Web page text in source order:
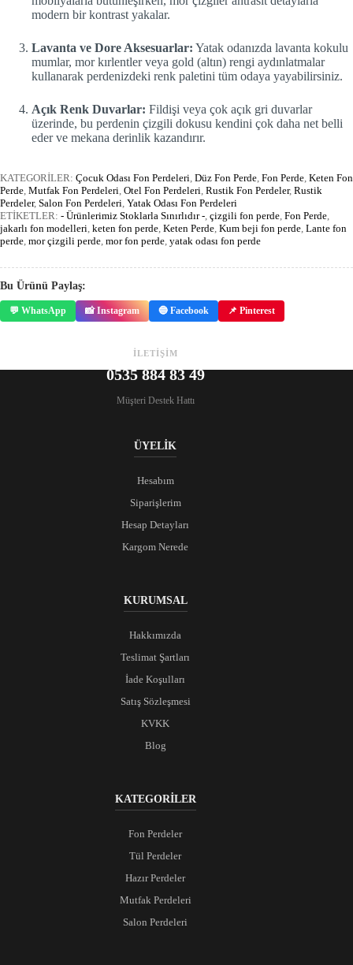
modern bir kontrast yakalar.
Lavanta ve Dore Aksesuarlar: Yatak odanızda lavanta kokulu
mumlar, mor kırlentler veya gold (altın) rengi aydınlatmalar
kullanarak perdenizdeki renk paletini tüm odaya yayabilirsiniz.
Açık Renk Duvarlar: Fildişi veya çok açık gri duvarlar
üzerinde, bu perdenin çizgili dokusu kendini çok daha net belli
eder ve mekana derinlik kazandırır.
KATEGORİLER: Çocuk Odası Fon Perdeleri, Düz Fon Perde, Fon Perde, Keten Fon
Perde, Mutfak Fon Perdeleri, Otel Fon Perdeleri, Rustik Fon Perdeler, Rustik
Perdeler, Salon Fon Perdeleri, Yatak Odası Fon Perdeleri
ETİKETLER: - Ürünlerimiz Stoklarla Sınırlıdır -, çizgili fon perde, Fon Perde,
jakarlı fon modelleri, keten fon perde, Keten Perde, Kum beji fon perde, Lante fon
perde, mor çizgili perde, mor fon perde, yatak odası fon perde
Bu Ürünü Paylaş:
💬 WhatsApp 📸 Instagram 🔵 Facebook 📌 Pinterest
İLETİŞİM
0535 884 83 49
Müşteri Destek Hattı
ÜYELİK
Hesabım
Siparişlerim
Hesap Detayları
Kargom Nerede
KURUMSAL
Hakkımızda
Teslimat Şartları
İade Koşulları
Satış Sözleşmesi
KVKK
Blog
KATEGORİLER
Fon Perdeler
Tül Perdeler
Hazır Perdeler
Mutfak Perdeleri
Salon Perdeleri